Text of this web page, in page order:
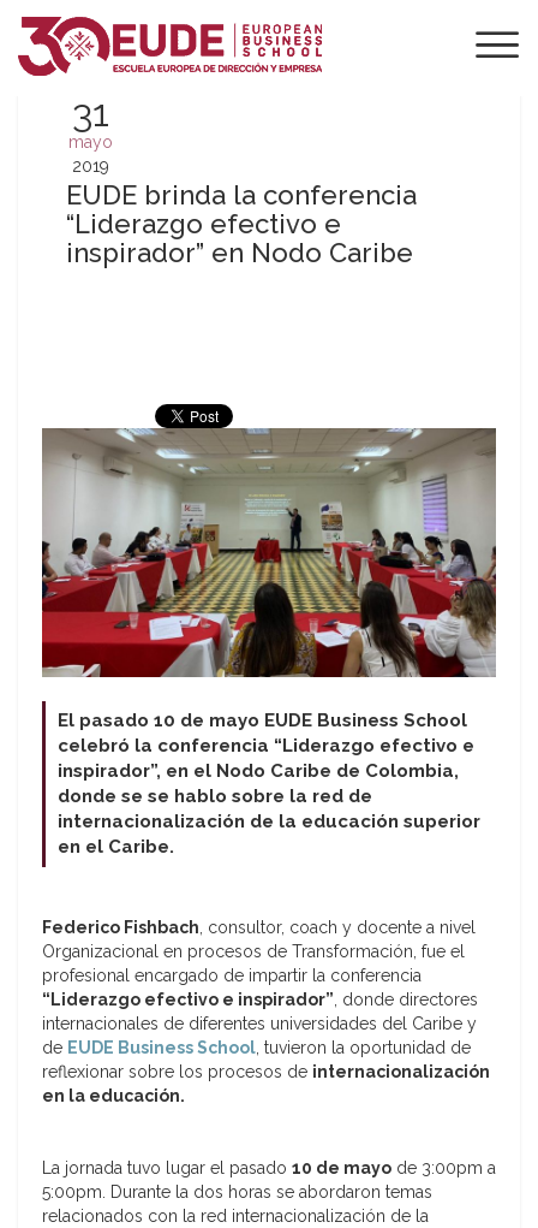
31
mayo
2019
EUDE brinda la conferencia
“Liderazgo efectivo e
inspirador” en Nodo Caribe
El pasado 10 de mayo EUDE Business School
celebró la conferencia “Liderazgo efectivo e
inspirador”, en el Nodo Caribe de Colombia,
donde se se hablo sobre la red de
internacionalización de la educación superior
en el Caribe.
Federico Fishbach, consultor, coach y docente a nivel
Organizacional en procesos de Transformación, fue el
profesional encargado de impartir la conferencia
“Liderazgo efectivo e inspirador”, donde directores
internacionales de diferentes universidades del Caribe y
de EUDE Business School, tuvieron la oportunidad de
reflexionar sobre los procesos de internacionalización
en la educación.
La jornada tuvo lugar el pasado 10 de mayo de 3:00pm a
5:00pm. Durante la dos horas se abordaron temas
relacionados con la red internacionalización de la